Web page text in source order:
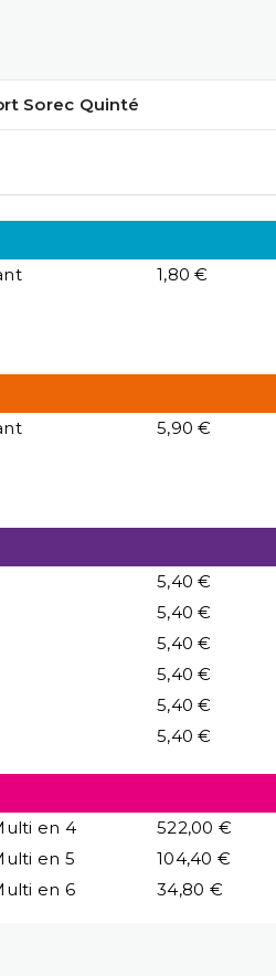
Sorec Quinté
1,80 €
5,90 €
5,40 €
5,40 €
5,40 €
5,40 €
5,40 €
5,40 €
en 4
522,00 €
en 5
104,40 €
en 6 34,80 €